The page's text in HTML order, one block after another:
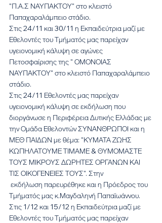
"Π.Α.Σ ΝΑΥΠΑΚΤΟΥ" στο κλειστό
Παπαχαραλάμπειο στάδιο.
Στις 24/11 και 30/11 η Εκπαιδεύτρια μαζί με
Εθελοντές του Τμήματός μας παρείχαν
υγειονομική κάλυψη σε αγώνες
Πετοσφαίρισης της " ΟΜΟΝΟΙΑΣ
ΝΑΥΠΑΚΤΟΥ" στο κλειστό Παπαχαραλάμπειο
στάδιο.
Στις 24/11 Εθελοντές μας παρείχαν
υγειονομική κάλυψη σε εκδήλωση που
διοργάνωσε η Περιφέρεια Δυτικής Ελλάδας με
την Ομάδα Εθελοντών ΣΥΝΑΝΘΡΩΠΟΙ και η
ΜΕΘ ΠΑΙΔΩΝ με θέμα: "ΚΥΜΑΤΑ ΖΩΗΣ
ΚΩΠΗΛΑΤΟΥΜΕ ΤΙΜΑΜΕ & ΘΥΜΟΜΑΣΤΕ
ΤΟΥΣ ΜΙΚΡΟΥΣ ΔΩΡΗΤΕΣ ΟΡΓΑΝΩΝ ΚΑΙ
ΤΙΣ ΟΙΚΟΓΕΝΕΙΕΣ ΤΟΥΣ". Στην
Τμήματός μας κ.Μαγδαληνή Παπαϊωάννου.
Στις 1/12 και 15/12 η Εκπαιδεύτρια μαζί με
Εθελοντές του Τμήματός μας παρείχαν